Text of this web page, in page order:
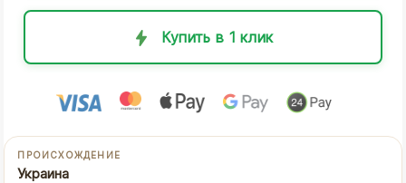
Купить в 1 клик
ПРОИСХОЖДЕНИЕ
Украина